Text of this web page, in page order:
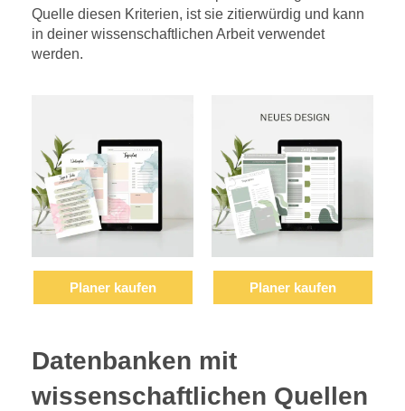
Quelle diesen Kriterien, ist sie zitierwürdig und kann
in deiner wissenschaftlichen Arbeit verwendet
werden.
Planer kaufen Planer kaufen
Datenbanken mit
wissenschaftlichen Quellen